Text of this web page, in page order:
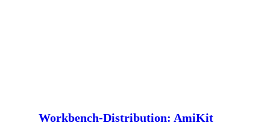
Workbench-Distribution: AmiKit